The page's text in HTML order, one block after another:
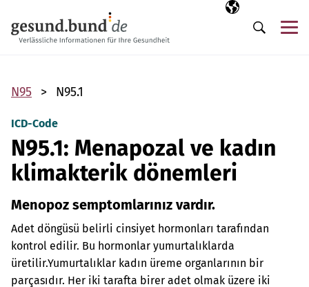
Seçili dil
TR
Arama
N95 N95.1
ICD-Code
N95.1: Menapozal ve kadın
klimakterik dönemleri
Menopoz semptomlarınız vardır.
Adet döngüsü belirli cinsiyet hormonları tarafından
kontrol edilir. Bu hormonlar yumurtalıklarda
üretilir.Yumurtalıklar kadın üreme organlarının bir
parçasıdır. Her iki tarafta birer adet olmak üzere iki